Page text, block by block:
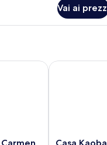
Vai ai
Casa
Casa
Casa Kaoba